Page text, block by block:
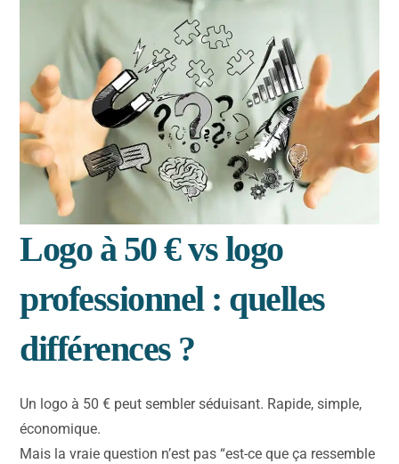
Logo à 50 € vs logo
professionnel : quelles
différences ?
Un logo à 50 € peut sembler séduisant. Rapide, simple,
économique.
Mais la vraie question n’est pas “est-ce que ça ressemble